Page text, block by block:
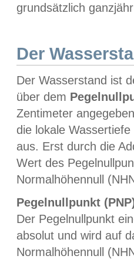
grundsätzlich
Der
Der Wasserstand ist
über dem
Zentimeter
die lokale
aus. Erst durch die
Wert des
Normalhöhennull
Pegelnullpunkt
Der Pegelnullpunkt
absolut und wird auf
Normalhöhennull